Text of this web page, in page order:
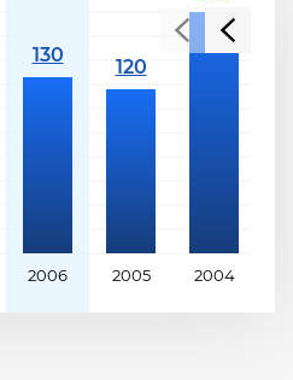
2006 2005 2004